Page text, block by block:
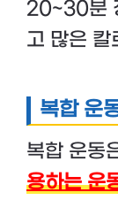
20~30분
고 많은 칼
복합 운
복합 운동
용하는 운